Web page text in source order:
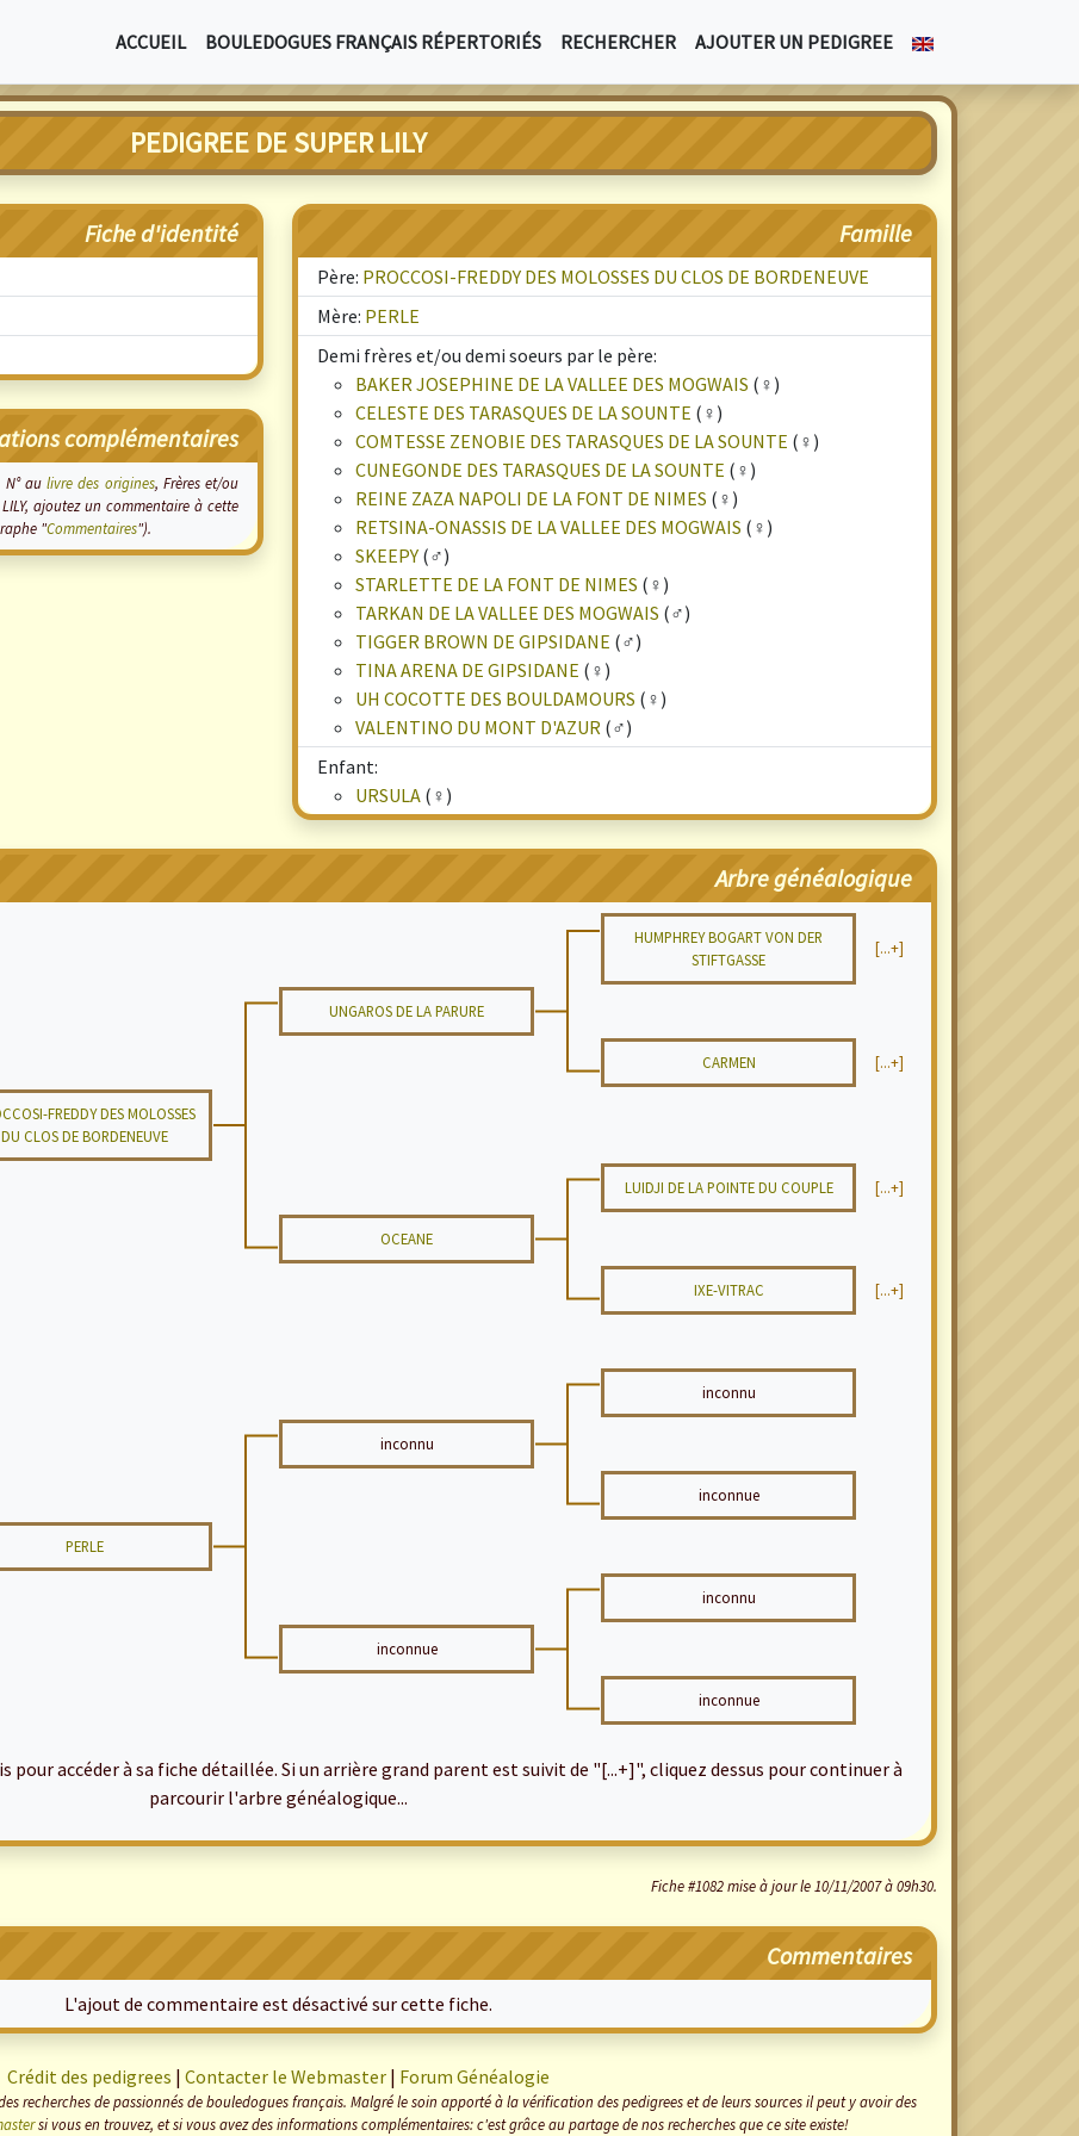
ACCUEIL BOULEDOGUES FRANÇAIS RÉPERTORIÉS RECHERCHER AJOUTER UN PEDIGREE
PEDIGREE DE SUPER LILY
Fiche d'identité
complémentaires
N° aulivre des origines, Frères et/ou
ajoutez un commentaire à cette
"Commentaires").
Famille
Père: PROCCOSI-FREDDY DES MOLOSSES DU CLOS DE BORDENEUVE
Mère: PERLE
Demi frères et/ou demi soeurs par le père:
BAKER JOSEPHINE DE LA VALLEE DES MOGWAIS (♀)
CELESTE DES TARASQUES DE LA SOUNTE (♀)
COMTESSE ZENOBIE DES TARASQUES DE LA SOUNTE (♀)
CUNEGONDE DES TARASQUES DE LA SOUNTE (♀)
REINE ZAZA NAPOLI DE LA FONT DE NIMES (♀)
RETSINA-ONASSIS DE LA VALLEE DES MOGWAIS (♀)
SKEEPY (♂)
STARLETTE DE LA FONT DE NIMES (♀)
TARKAN DE LA VALLEE DES MOGWAIS (♂)
TIGGER BROWN DE GIPSIDANE (♂)
TINA ARENA DE GIPSIDANE (♀)
UH COCOTTE DES BOULDAMOURS (♀)
VALENTINO DU MONT D'AZUR (♂)
Enfant:
URSULA (♀)
Arbre généalogique
HUMPHREY BOGART VON DER
STIFTGASSE
[...+]
UNGAROS DE LA PARURE
CARMEN [...+]
FREDDY DES MOLOSSES
DU CLOS DE BORDENEUVE
LUIDJI DE LA POINTE DU COUPLE [...+]
OCEANE
IXE-VITRAC [...+]
inconnu
inconnu
inconnue
PERLE
inconnu
inconnue
inconnue
pour accéder à sa fiche détaillée. Si un arrière grand parent est suivit de "[...+]", cliquez dessus pour continuer à
parcourir l'arbre généalogique...
Fiche #1082 mise à jour le 10/11/2007 à 09h30.
Commentaires
L'ajout de commentaire est désactivé sur cette fiche.
Crédit des pedigrees | Contacter le Webmaster| Forum Généalogie
recherches de passionnés de bouledogues français. Malgré le soin apporté à la vérification des pedigrees et de leurs sources il peut y avoir des
si vous en trouvez, et si vous avez des informations complémentaires: c'est grâce au partage de nos recherches que ce site existe!